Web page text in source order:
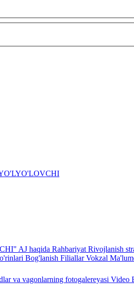
AJ haqida Rahbariyat Rivojlanish
Bog'lanish FiliallarVokzal
va vagonlarning fotogalereyasi Video